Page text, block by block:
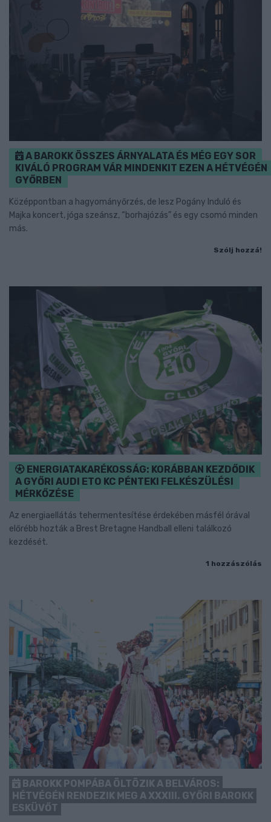
A BAROKK ÖSSZES ÁRNYALATA ÉS MÉG EGY SOR
KIVÁLÓ PROGRAM VÁR MINDENKIT EZEN A HÉTVÉGÉN
GYŐRBEN
Középpontban a hagyományőrzés, de lesz Pogány Induló és
Majka koncert, jóga szeánsz, “borhajózás” és egy csomó minden
más.
Szólj hozzá!
ENERGIATAKARÉKOSSÁG: KORÁBBAN KEZDŐDIK
A GYŐRI AUDI ETO KC PÉNTEKI FELKÉSZÜLÉSI
MÉRKŐZÉSE
Az energiaellátás tehermentesítése érdekében másfél órával
előrébb hozták a Brest Bretagne Handball elleni találkozó
kezdését.
1 hozzászólás
BAROKK POMPÁBA ÖLTÖZIK A BELVÁROS:
HÉTVÉGÉN RENDEZIK MEG A XXXIII. GYŐRI BAROKK
ESKÜVŐT